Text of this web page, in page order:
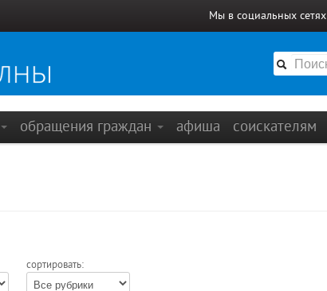
Мы в социальных сетях
обращения граждан афиша соискателям
сортировать: